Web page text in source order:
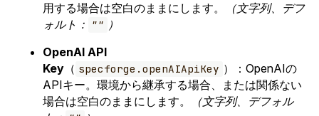
用する場合は空白のままにします。
（文字列、デフ
ォルト： "" ）
OpenAI API
Key （ specforge.openAIApiKey ）：OpenAIの
APIキー。環境から継承する場合、または関係ない
場合は空白のままにします。
（文字列、デフォル